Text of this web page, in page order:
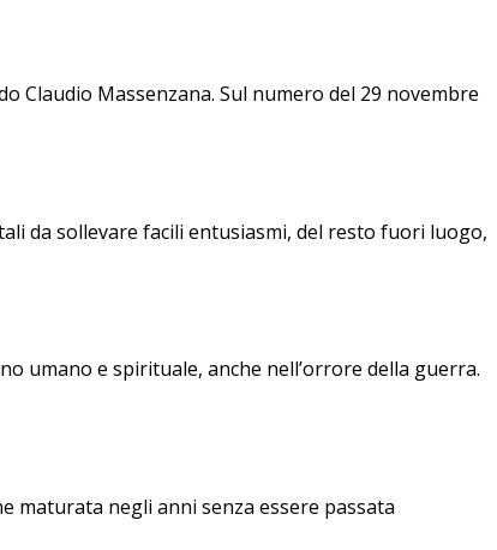
Claudio Massenzana. Sul numero del 29 novembre
da sollevare facili entusiasmi, del resto fuori luogo,
umano e spirituale, anche nell’orrore della guerra.
maturata negli anni senza essere passata